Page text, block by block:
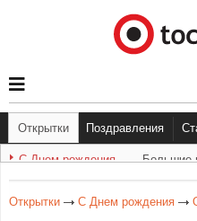
Открытки Поздравления
С Днем рождения
С Днем рождения Большие
Открытки С Днем рождения